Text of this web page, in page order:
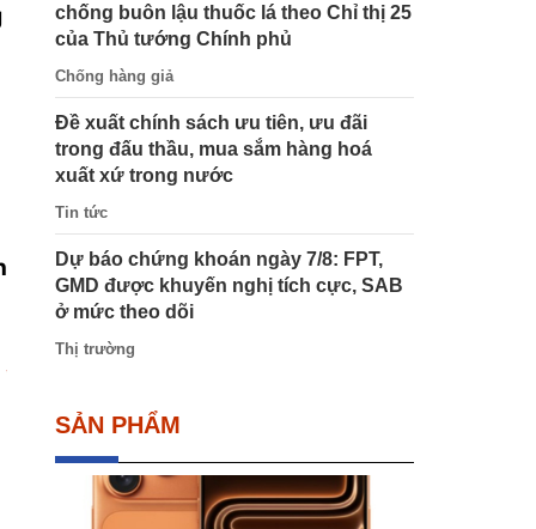
chống buôn lậu thuốc lá theo Chỉ thị 25
của Thủ tướng Chính phủ
Chống hàng giả
Đề xuất chính sách ưu tiên, ưu đãi
trong đấu thầu, mua sắm hàng hoá
xuất xứ trong nước
Tin tức
Dự báo chứng khoán ngày 7/8: FPT,
GMD được khuyến nghị tích cực, SAB
ở mức theo dõi
Thị trường
SẢN PHẨM